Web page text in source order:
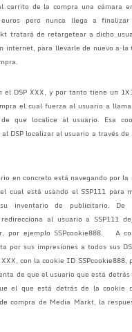
carrito de la compra una cámara
pero nunca llega a finalizar
tratará de retargetear a dicho
internet, para llevarle de nuevo a la
el DSP XXX, y por tanto tiene un
el cual fuerza al usuario a
que localice al usuario. Esa
DSP localizar al usuario a través de
en concreto está navegando por la
cual está usando el SSP111 para
inventario de publicitario. De
al usuario a SSP111
por ejemplo SSPcookie888. A
por sus impresiones a todos sus
con la cookie ID SSPcookie888,
de que el usuario que está
el que está detrás de la cookie
compra de Media Markt, la